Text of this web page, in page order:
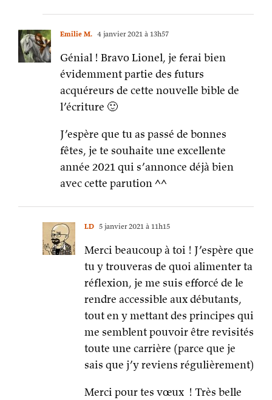
Emilie M. 4 janvier 2021 à 13h57
Génial ! Bravo Lionel, je ferai bien
évidemment partie des futurs
acquéreurs de cette nouvelle bible de
l’écriture 🙂
J’espère que tu as passé de bonnes
fêtes, je te souhaite une excellente
année 2021 qui s’annonce déjà bien
avec cette parution ^^
LD 5 janvier 2021 à 11h15
Merci beaucoup à toi ! J’espère que
tu y trouveras de quoi alimenter ta
réflexion, je me suis efforcé de le
rendre accessible aux débutants,
tout en y mettant des principes qui
me semblent pouvoir être revisités
toute une carrière (parce que je
sais que j’y reviens régulièrement)
Merci pour tes vœux ! Très belle